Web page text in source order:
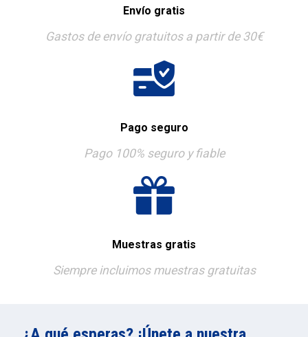
Envío gratis
Gastos de envío gratuitos a partir de 30€
Pago seguro
Pago 100% seguro y fiable
Muestras gratis
Siempre incluimos muestras gratuitas